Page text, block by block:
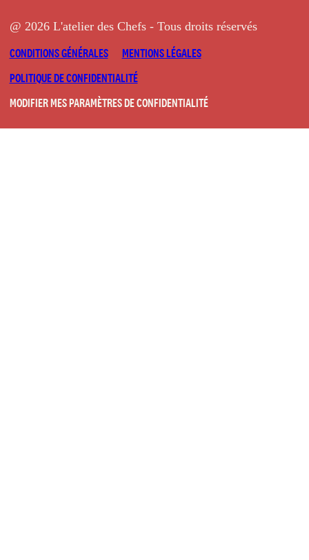
@ 2026 L'atelier des Chefs - Tous droits réservés
CONDITIONS GÉNÉRALES
MENTIONS LÉGALES
POLITIQUE DE CONFIDENTIALITÉ
MODIFIER MES PARAMÈTRES DE CONFIDENTIALITÉ